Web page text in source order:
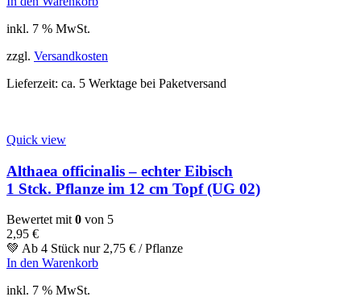
inkl. 7 % MwSt.
zzgl. Versandkosten
Lieferzeit: ca. 5 Werktage bei Paketversand
Quick view
Althaea officinalis – echter Eibisch
1 Stck. Pflanze im 12 cm Topf (UG 02)
Bewertet mit0 von 5
2,95 €
💚 Ab 4 Stück nur2,75 € / Pflanze
In den Warenkorb
inkl. 7 % MwSt.